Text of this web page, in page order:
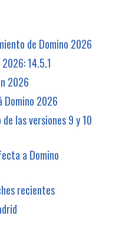
de Domino 2026
14.5.1
2026
Domino 2026
las versiones 9 y 10
a Domino
recientes